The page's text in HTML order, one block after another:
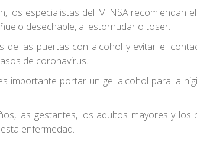
los especialistas del MINSA recomiendan
desechable, al estornudar o toser.
de las puertas con alcohol y evitar el
de coronavirus.
importante portar un gel alcohol para la
las gestantes, los adultos mayores y
enfermedad.